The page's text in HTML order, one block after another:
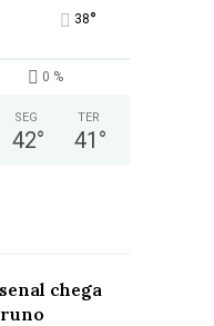
38°
0 %
SEG
42°
TER
41 °
chega